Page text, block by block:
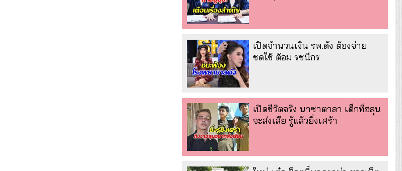
เปิดจำนวนเงิน รพ.ดัง ต้องจ่าย
ชดใช้ ต้อม รชนีกร
เปิดชีวิตจริง นาซาตาลา เด็กที่ฮลุน
จะส่งเสีย รู้แล้วยิ่งเศร้า